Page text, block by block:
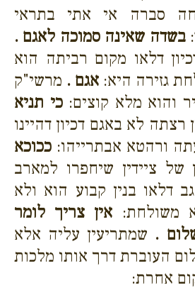
סברה אי אתי בתראי
בשדה שאינה סמוכה לאגם .
דלאו מקום רביתה הוא
גזירה היא: אגם . מרשי"ק
והוא מלא קוצים:כי תניא
רצתה לא באגם דכיון דהיינו
ורהטא אבתרייהו: ככוכא
של ציידין שיחפרו למארב
דלאו בנין קבוע הוא ולא
משולחת: אין צריך לומר
. שמתריעין עליה אלא
העוברת דרך אותו מלכות
אחרת: